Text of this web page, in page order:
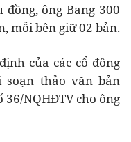
ông Bang 300
mỗi bên giữ 02 bản.
của các cổ đông
soạn thảo văn bản
NQHĐTV cho ông